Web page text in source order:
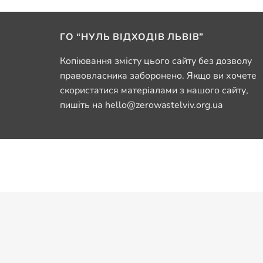
ГО “НУЛЬ ВІДХОДІВ ЛЬВІВ”
Копіювання змісту цього сайту без дозволу
правовласника заборонено. Якщо ви хочете
скористатися матеріалами з нашого сайту,
пишіть на hello@zerowastelviv.org.ua